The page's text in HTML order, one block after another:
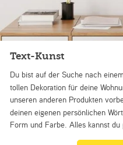
Text-Kunst
Du bist auf der Suche nach
tollen Dekoration für deine
unseren anderen Produkten
deinen eigenen persönlichen
Form und Farbe. Alles kannst du